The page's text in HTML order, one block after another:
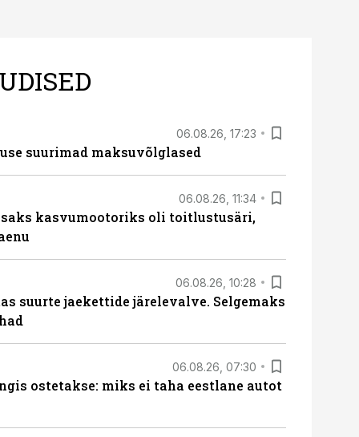
06.08.26, 17:23
suurimad maksuvõlglased
06.08.26, 11:34
kasvumootoriks oli toitlustusäri,
06.08.26, 10:28
suurte jaekettide järelevalve. Selgemaks
06.08.26, 07:30
ostetakse: miks ei taha eestlane autot